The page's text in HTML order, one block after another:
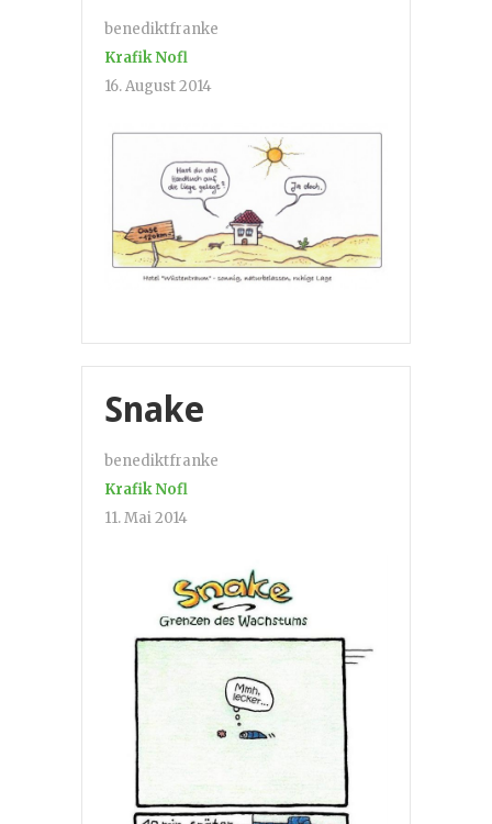
benediktfranke
Krafik Nofl
16. August 2014
Snake
benediktfranke
Krafik Nofl
11. Mai 2014